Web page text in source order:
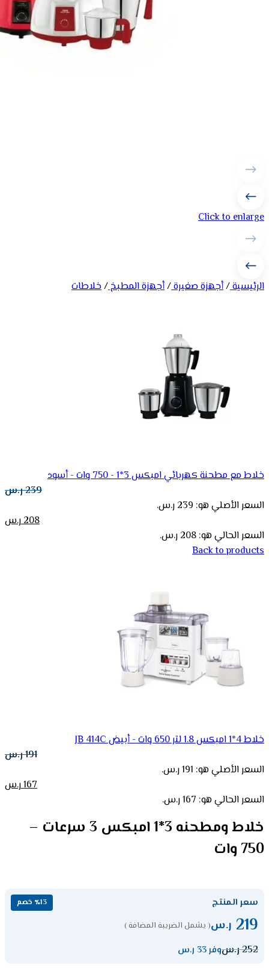
Click to enlarge
الرئيسية/أجهزة صغيرة/أجهزة المطبخ/خلاطات
خلاط مع مطحنة كهربائي امبكس 3*1 - 750 وات - أسود
239ر.س
السعر الأصلي هو: 239 ر.س.
208ر.س
السعر الحالي هو: 208 ر.س.
Back to products
خلاط 4*1 امبكس 1.8 لتر 650 وات - أبيض JB 414C
191ر.س
السعر الأصلي هو: 191 ر.س.
167ر.س
السعر الحالي هو: 167 ر.س.
خلاط ومطحنه 3*1 امبكس 3 سرعات –
750 وات
سعر المنتج ٪13 خصم
219 ر.س( يشمل الضريبة المضافة )
252ر.سوفر 33 ر.س